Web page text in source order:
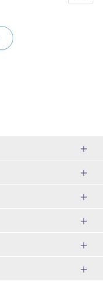
サル・スタジオ・ジャパ